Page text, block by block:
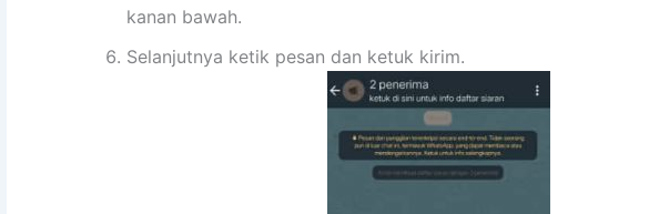
kanan bawah.
Selanjutnya ketik pesan dan ketuk kirim.